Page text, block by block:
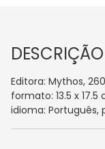
Editora: Mythos,
formato: 13.5 x
idioma: Português,